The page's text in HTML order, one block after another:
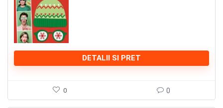
DETALII SI PRET
0 0